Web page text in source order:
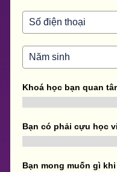
Khoá học bạn quan
Bạn có phải cựu học
Bạn mong muốn gì